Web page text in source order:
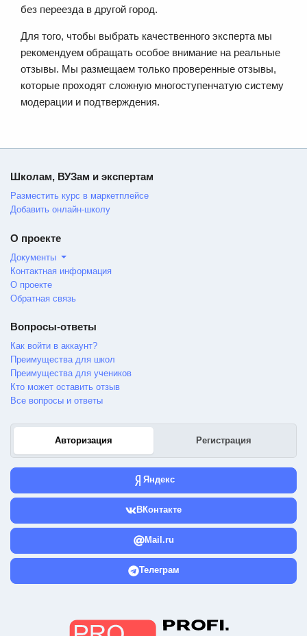
без переезда в другой город.
Для того, чтобы выбрать качественного эксперта мы
рекомендуем обращать особое внимание на реальные
отзывы. Мы размещаем только проверенные отзывы,
которые проходят сложную многоступенчатую систему
модерации и подтверждения.
Школам, ВУЗам и экспертам
Разместить курс в маркетплейсе
Добавить онлайн-школу
О проекте
Документы
Контактная информация
О проекте
Обратная связь
Вопросы-ответы
Как войти в аккаунт?
Преимущества для школ
Преимущества для учеников
Кто может оставить отзыв
Все вопросы и ответы
Авторизация Регистрация
Яндекс
ВКонтакте
Mail.ru
Телеграм